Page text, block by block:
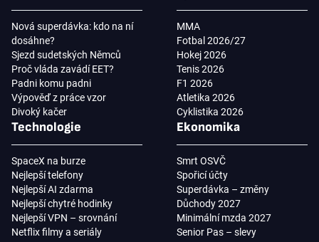
Nová superdávka: kdo na ní
dosáhne?
Sjezd sudetských Němců
Proč vláda zavádí EET?
Padni komu padni
Výpověď z práce vzor
Divoký kačer
MMA
Fotbal 2026/27
Hokej 2026
Tenis 2026
F1 2026
Atletika 2026
Cyklistika 2026
Technologie
SpaceX na burze
Nejlepší telefony
Nejlepší AI zdarma
Nejlepší chytré hodinky
Nejlepší VPN – srovnání
Netflix filmy a seriály
Ekonomika
Smrt OSVČ
Spořicí účty
Superdávka – změny
Důchody 2027
Minimální mzda 2027
Senior Pas – slevy